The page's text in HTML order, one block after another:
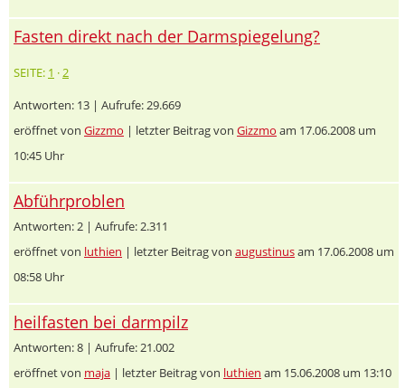
Fasten direkt nach der Darmspiegelung?
SEITE: 1 ·2
Antworten: 13 | Aufrufe: 29.669
eröffnet von Gizzmo | letzter Beitrag von Gizzmo am 17.06.2008 um
10:45 Uhr
Abführproblen
Antworten: 2 | Aufrufe: 2.311
eröffnet von luthien | letzter Beitrag von augustinusam 17.06.2008 um
08:58 Uhr
heilfasten bei darmpilz
Antworten: 8 | Aufrufe: 21.002
eröffnet von maja | letzter Beitrag von luthien am 15.06.2008 um 13:10